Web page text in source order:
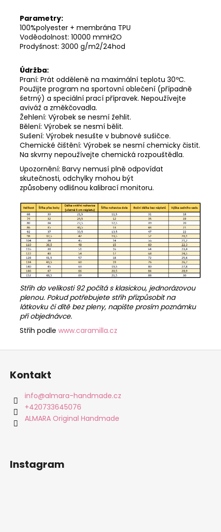
Parametry:
100%polyester + membrána TPU
Voděodolnost: 10000 mmH2O
Prodyšnost: 3000 g/m2/24hod
Údržba:
Praní: Prát odděleně na maximální teplotu 30ºC.
Použijte program na sportovní oblečení (případně
šetrný) a speciální prací přípravek. Nepoužívejte
aviváž a změkčovadla.
Žehlení: Výrobek se nesmí žehlit.
Bělení: Výrobek se nesmí bělit.
Sušení: Výrobek nesušte v bubnové sušičce.
Chemické čištění: Výrobek se nesmí chemicky čistit.
Na skvrny nepoužívejte chemická rozpouštědla.
Upozornění: Barvy nemusí plně odpovídat
skutečnosti, odchylky mohou být
způsobeny odlišnou kalibrací monitoru.
Střih do velikosti 92 počítá s klasickou, jednorázovou
plenou. Pokud potřebujete střih přizpůsobit na
látkovku či dítě bez pleny, napište prosím poznámku
při objednávce.
Střih podle www.caramilla.cz
Z
Kontakt
info@almara-handmade.cz
+420733645076
ALMARA Original Handmade
Instagram